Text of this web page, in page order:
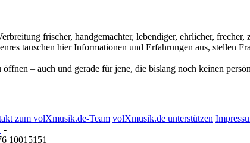
frischer, handgemachter, lebendiger, ehrlicher,
tauschen hier Informationen und Erfahrungen aus, stellen
– auch und gerade für jene, die bislang noch keinen
zum volXmusik.de-Team volXmusik.de unterstützen
-
10015151